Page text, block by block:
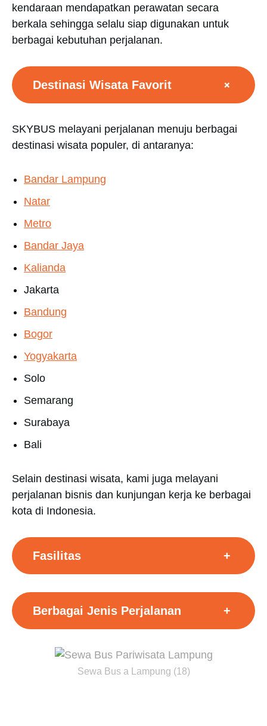
kendaraan mendapatkan perawatan secara
berkala sehingga selalu siap digunakan untuk
berbagai kebutuhan perjalanan.
Destinasi Wisata Favorit +
SKYBUS melayani perjalanan menuju berbagai
destinasi wisata populer, di antaranya:
Bandar Lampung
Natar
Metro
Bandar Jaya
Kalianda
Jakarta
Bandung
Bogor
Yogyakarta
Solo
Semarang
Surabaya
Bali
Selain destinasi wisata, kami juga melayani
perjalanan bisnis dan kunjungan kerja ke berbagai
kota di Indonesia.
Fasilitas +
Berbagai Jenis Perjalanan +
Sewa Bus a Lampung (18)